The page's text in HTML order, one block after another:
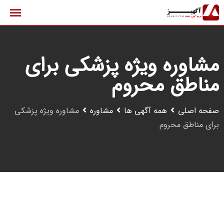
پرش
به
مشاوره ویژه پزشکی برای
مناطق محروم
صفحه اصلی همه آگهی ها مشاوره
مشاوره ویژه پزشکی
برای مناطق محروم